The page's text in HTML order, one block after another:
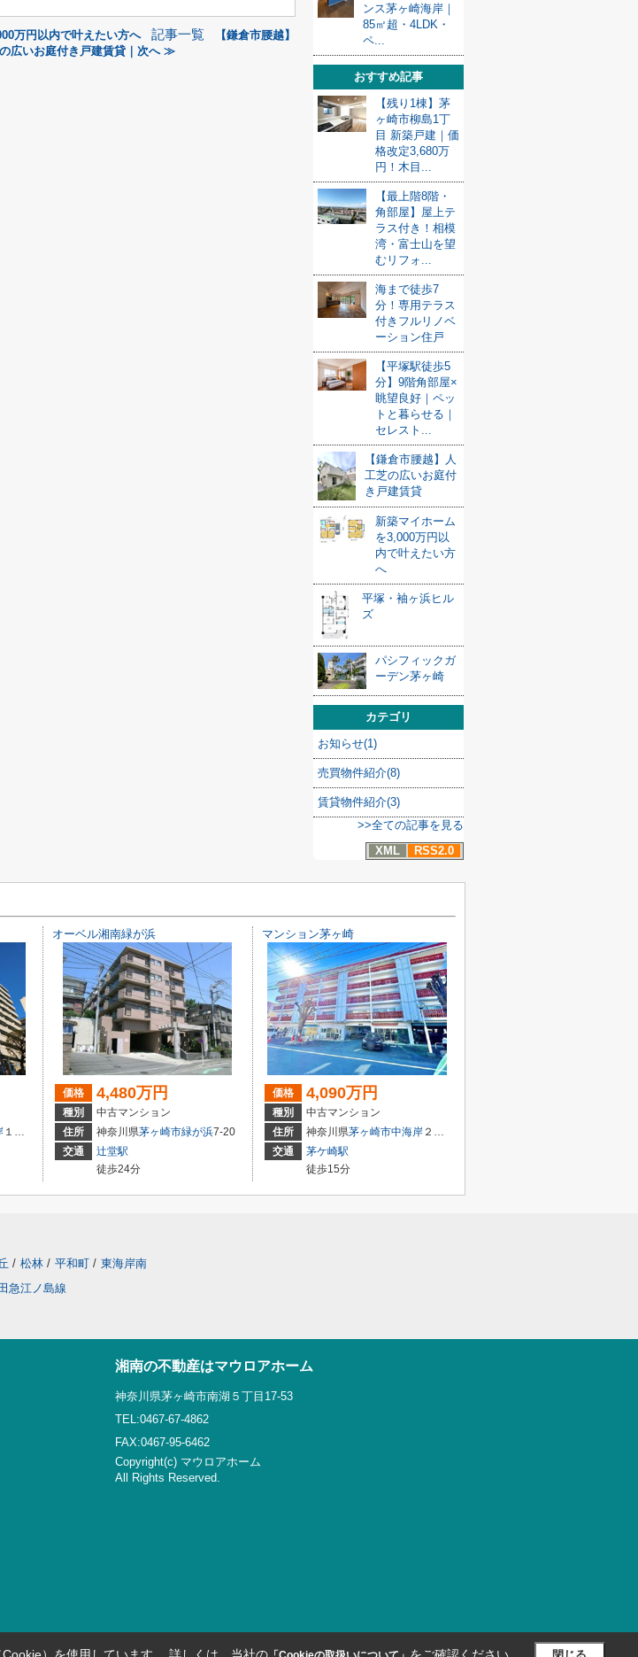
万円以内で叶えたい方へ 記事一覧
【鎌倉市腰越】
広いお庭付き戸建賃貸｜次へ ≫
ンス茅ヶ崎海岸｜
85㎡超・4LDK・
ペ...
おすすめ記事
【残り1棟】茅
ヶ崎市柳島1丁
目 新築戸建｜価
格改定3,680万
円！木目...
【最上階8階・
角部屋】屋上テ
ラス付き！相模
湾・富士山を望
むリフォ...
海まで徒歩7
分！専用テラス
付きフルリノベ
ーション住戸
【平塚駅徒歩5
分】9階角部屋×
眺望良好｜ペッ
トと暮らせる｜
セレスト...
【鎌倉市腰越】人
工芝の広いお庭付
き戸建賃貸
新築マイホーム
を3,000万円以
内で叶えたい方
へ
平塚・袖ヶ浜ヒル
ズ
パシフィックガ
ーデン茅ヶ崎
カテゴリ
お知らせ(1)
売買物件紹介(8)
賃貸物件紹介(3)
>>全ての記事を見る
XML
RSS2.0
１丁目8-21
オーベル湘南緑が浜
価格 4,480万円
種別
中古マンション
住所
神奈川県茅ヶ崎市緑が浜7-20
交通
辻堂駅
徒歩24分
マンション茅ヶ崎
価格 4,090万円
種別
中古マンション
住所
神奈川県茅ヶ崎市中海岸 ２丁目5-5
交通
茅ケ崎駅
徒歩15分
/ 松林 / 平和町 / 東海岸南
急江ノ島線
湘南の不動産はマウロアホーム
神奈川県茅ヶ崎市南湖５丁目17-53
TEL:0467-67-4862
FAX:0467-95-6462
Copyright(c) マウロアホーム
All Rights Reserved.
閉じる